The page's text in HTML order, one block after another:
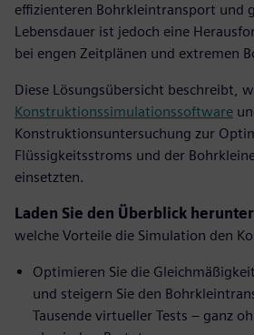
effizienteren Bohrkleintransport und
Lebensdauer ist jedoch eine
bei engen Zeitplänen und extremen
Diese Lösungsübersicht beschreibt,
Konstruktionssimulationssoftware
Konstruktionsuntersuchung zur
Flüssigkeitsstroms und der
einsetzten.
Laden Sie den Überblick herunter
welche Vorteile die Simulation den
Optimieren Sie die
und steigern Sie den
Tausende virtueller Tests – ganz